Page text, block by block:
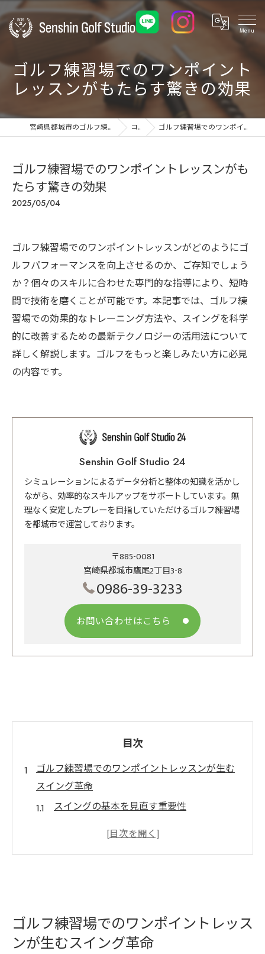
ゴルフ練習場でのワンポイント
レッスンがもたらす驚きの効果
宮崎県都城市のゴルフ練習場ならSenshin Golf Studio 24 コラム ゴルフ練習場でのワンポイントレッスンがもたらす驚きの効果
ゴルフ練習場でのワンポイントレッスンがも
たらす驚きの効果
2025/05/04
ゴルフ練習場でのワンポイントレッスンがどのようにゴ
ルフパフォーマンスを向上させるのか、ご存知でしょう
か？個々のスキルに合わせた専門的な指導により、短時
間で技術を磨くことが可能です。本記事では、ゴルフ練
習場での効果的なトレーニング方法や、スイングを科学
的に改善するための最新テクノロジーの活用法について
詳しく解説します。ゴルフをもっと楽しみたい方に必見
の内容です。
Senshin Golf Studio 24
シミュレーションによるデータ分析と整体の知識を活かし
ながら、効率的なスキルアップをサポートしています。無
理なく安定したプレーを目指していただけるゴルフ練習場
を都城市で運営しております。
〒885-0081
宮崎県都城市鷹尾2丁目3-8
0986-39-3233
お問い合わせはこちら
目次
ゴルフ練習場でのワンポイントレッスンが生む
スイング革命
スイングの基本を見直す重要性
ワンポイントレッスンで得られる即効性の
科学的データを基にしたスイング評価
スイングのミスを未然に防ぐ方法
ゴルフ練習場でのワンポイントレッス
ンが生むスイング革命